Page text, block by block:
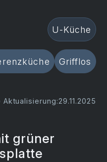
Grifflos
U-Küche
29.11.2025
grüner